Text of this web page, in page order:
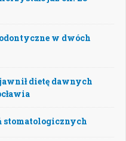
w dwóch
dietę dawnych
stomatologicznych